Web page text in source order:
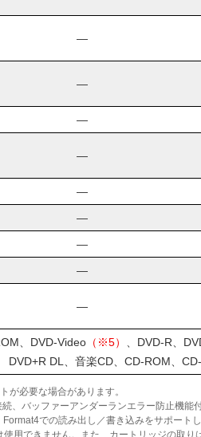
―
―
―
―
―
―
―
―
―
、DVD-Video（※5） 、DVD-R、
DVD+R DL、音楽CD、CD-ROM、
が必要な場合があります。
、バッファーアンダーランエラー防止機能付
での読み出し／書き込みをサポートし
用できません。また、カートリッジの取り